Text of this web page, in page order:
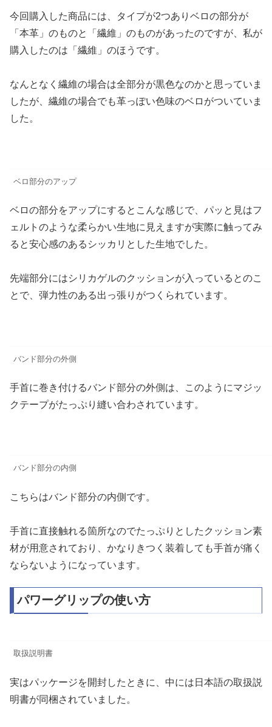
今回購入した商品には、タイプが2つありベロの部分が
「本革」のものと「繊維」のものがあったのですが、私が
購入したのは「繊維」のほうです。
なんとなく繊維の場合は全部分が黒色なのかと思っていま
したが、繊維の場合でも革っぽい色味のベロがついていま
した。
ベロ部分のアップ
ベロの部分をアップにするとこんな感じで、パッと見はフ
ェルトのような柔らかい生地に見えますが実際に触ってみ
ると安心感のあるシッカリとした生地でした。
先端部分にはシリカゲルのクッションが入っているとのこ
とで、弾力性のある出っ張りがつくられています。
バンド部分の外側
手首に巻き付けるバンド部分の外側は、このようにマジッ
クテープがたっぷり縫い合わされています。
バンド部分の内側
こちらはバンド部分の内側です。
手首に直接触れる箇所なのでたっぷりとしたクッション素
材が用意されており、かなりきつく装着しても手首が痛く
ならないようになっています。
パワーグリップの使い方
取扱説明書
実はパッケージを開封したときに、中には日本語の取扱説
明書が同梱されていました。